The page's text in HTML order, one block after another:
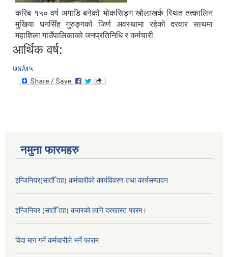
करिब १५० वर्ष अगाडि बनेको भोकसिङ्ग खोलाखर्क स्थित तत्कालिन
मुखिया धनसिँह गुरुङ्गको जिर्ण अवस्थामा रहेको दरवार साथमा
महाशिला गाउँपालिकाको जनप्रतिनिधि र कर्मचारी
आर्थिक वर्ष:
७४/७५
नमुना फारमहरु
इन्जिनियर(सातौँ तह) कर्मचारीको कार्यविवरण तथा कार्यसम्पादन
इन्जिनियर (सातौँ तह) करारको लागि दरखास्त फारम।
विदा माग गर्ने कर्मचारीले भर्ने फाराम